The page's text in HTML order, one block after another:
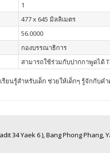
1
477 x 645 มิลลิเมตร
56.0000
กองบรรณาธิการ
สามารถใช้ร่วมกับปากกาพูดได้
รียนรู้สำหรับเด็ก ช่วยให้เด็กๆ รู้จักกั
34 Yaek 6 ), Bang Phong Phang,